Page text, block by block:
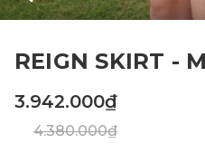
REIGN SKIRT -
3.942.000₫
4.380.000₫